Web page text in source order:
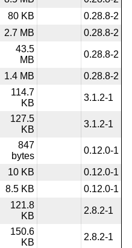
80 KB
0.28.8-2
2.7 MB 0.28.8-2
43.5
MB
0.28.8-2
1.4 MB 0.28.8-2
114.7
KB
3.1.2-1
127.5
KB
3.1.2-1
847
bytes
0.12.0-1
10 KB
0.12.0-1
8.5 KB 0.12.0-1
121.8
KB
2.8.2-1
150.6
KB
2.8.2-1